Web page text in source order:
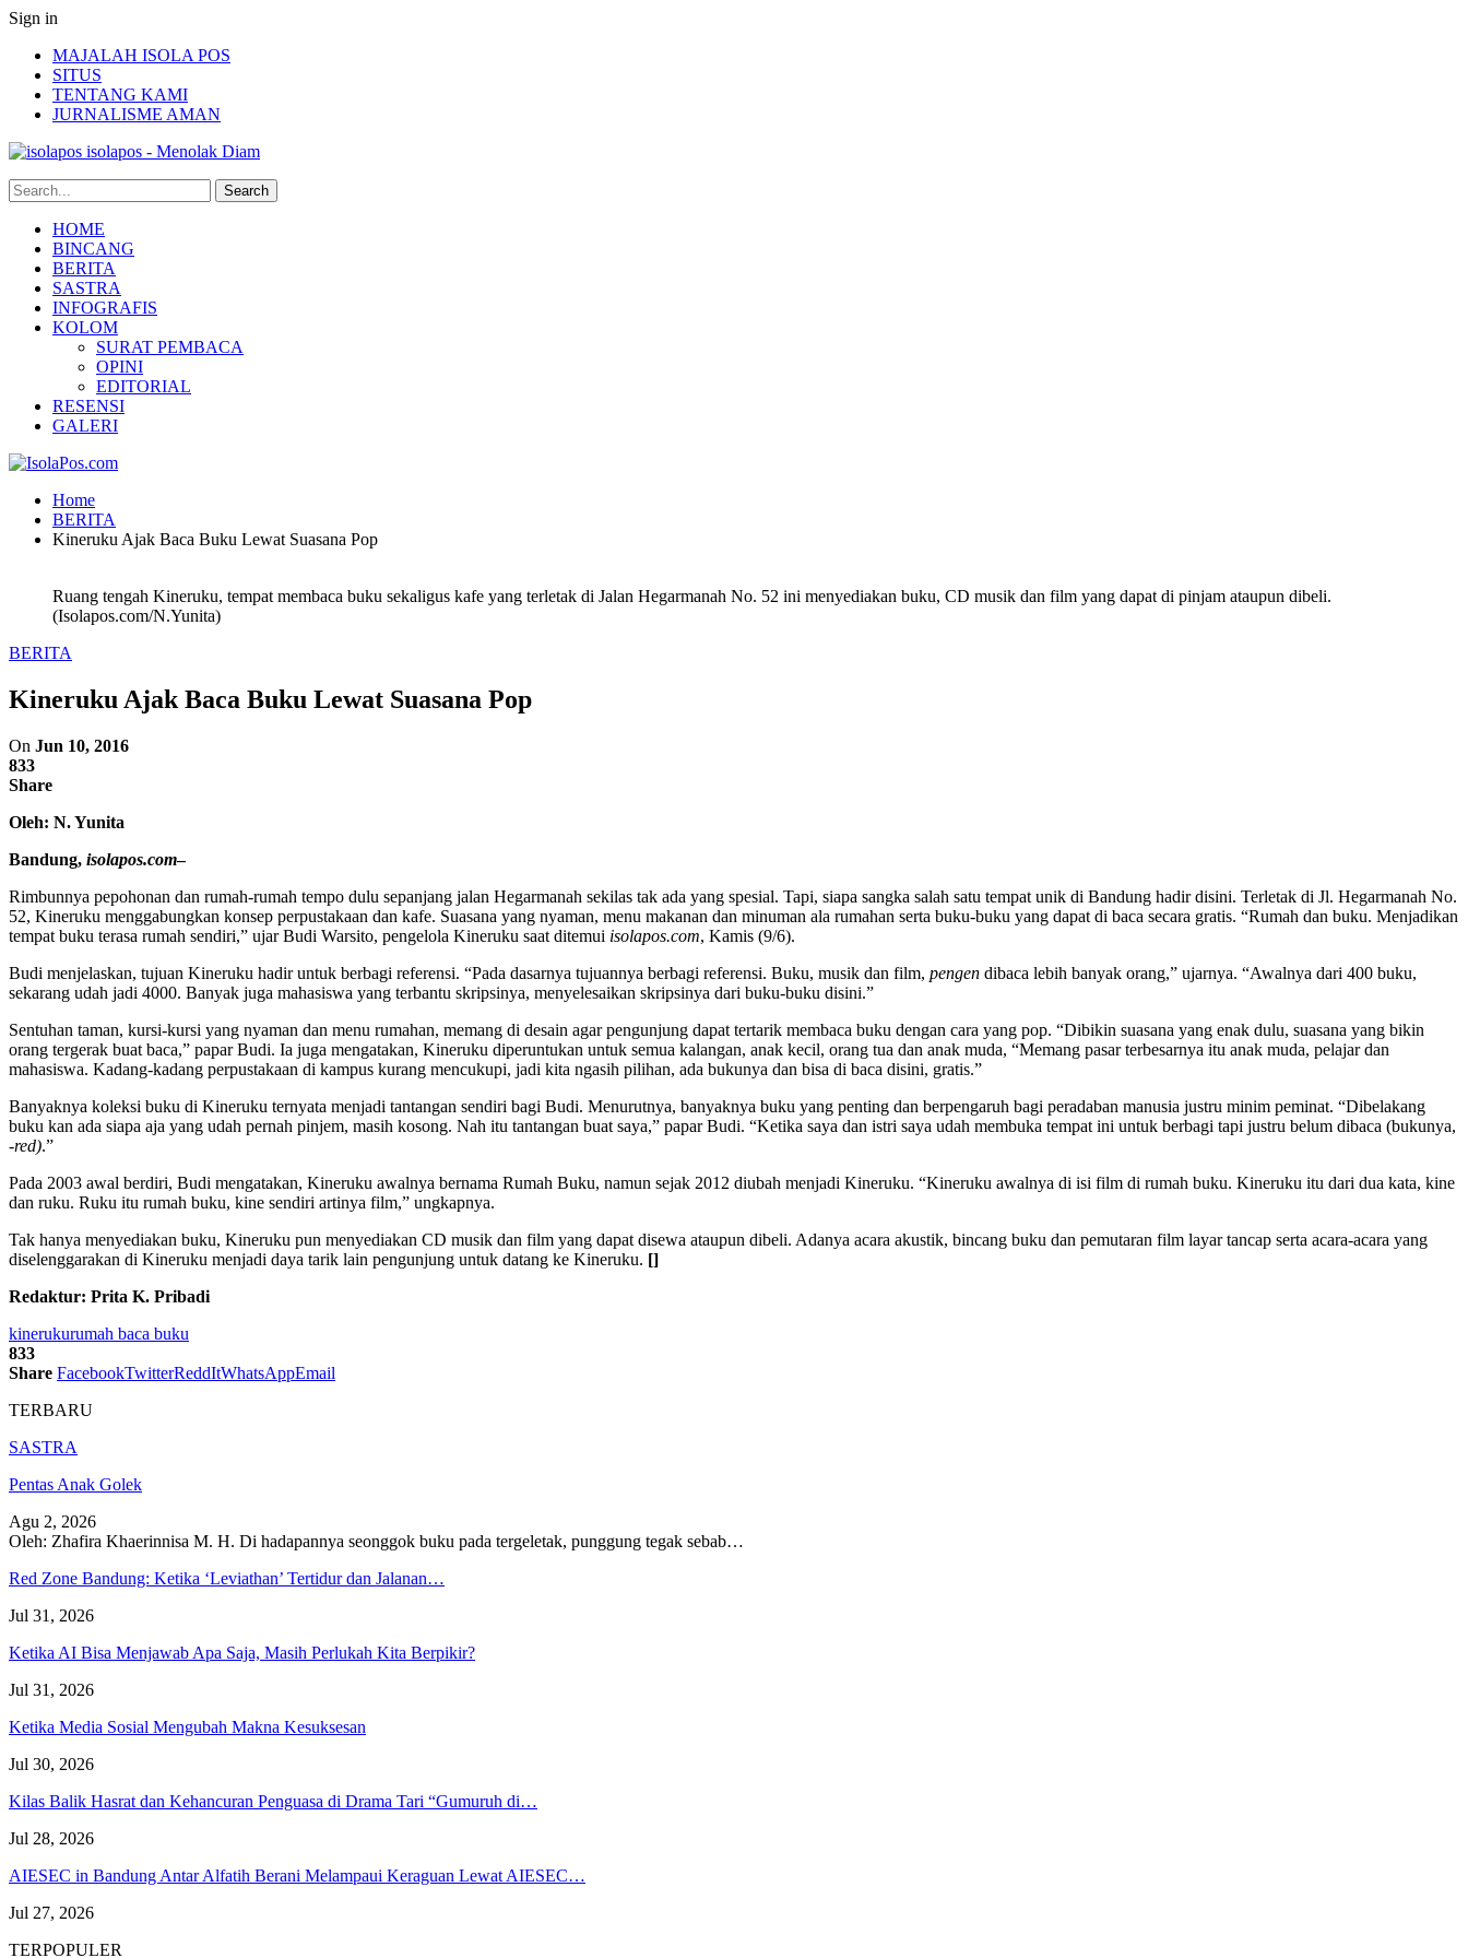
Sign in
MAJALAH ISOLA POS
SITUS
TENTANG KAMI
JURNALISME AMAN
isolapos - Menolak Diam
HOME
BINCANG
BERITA
SASTRA
INFOGRAFIS
KOLOM
SURAT PEMBACA
OPINI
EDITORIAL
RESENSI
GALERI
Home
BERITA
Kineruku Ajak Baca Buku Lewat Suasana Pop
Ruang tengah Kineruku, tempat membaca buku sekaligus kafe yang terletak di Jalan Hegarmanah No. 52 ini menyediakan buku, CD musik dan film yang dapat di pinjam ataupun dibeli.
(Isolapos.com/N.Yunita)
BERITA
Kineruku Ajak Baca Buku Lewat Suasana Pop
On Jun 10, 2016
833
Share
Oleh: N. Yunita
Bandung, isolapos.com–
Rimbunnya pepohonan dan rumah-rumah tempo dulu sepanjang jalan Hegarmanah sekilas tak ada yang spesial. Tapi, siapa sangka salah satu tempat unik di Bandung hadir disini. Terletak di Jl. Hegarmanah No.
52, Kineruku menggabungkan konsep perpustakaan dan kafe. Suasana yang nyaman, menu makanan dan minuman ala rumahan serta buku-buku yang dapat di baca secara gratis. “Rumah dan buku. Menjadikan
tempat buku terasa rumah sendiri,” ujar Budi Warsito, pengelola Kineruku saat ditemui isolapos.com, Kamis (9/6).
Budi menjelaskan, tujuan Kineruku hadir untuk berbagi referensi. “Pada dasarnya tujuannya berbagi referensi. Buku, musik dan film, pengen dibaca lebih banyak orang,” ujarnya. “Awalnya dari 400 buku,
sekarang udah jadi 4000. Banyak juga mahasiswa yang terbantu skripsinya, menyelesaikan skripsinya dari buku-buku disini.”
Sentuhan taman, kursi-kursi yang nyaman dan menu rumahan, memang di desain agar pengunjung dapat tertarik membaca buku dengan cara yang pop. “Dibikin suasana yang enak dulu, suasana yang bikin
orang tergerak buat baca,” papar Budi. Ia juga mengatakan, Kineruku diperuntukan untuk semua kalangan, anak kecil, orang tua dan anak muda, “Memang pasar terbesarnya itu anak muda, pelajar dan
mahasiswa. Kadang-kadang perpustakaan di kampus kurang mencukupi, jadi kita ngasih pilihan, ada bukunya dan bisa di baca disini, gratis.”
Banyaknya koleksi buku di Kineruku ternyata menjadi tantangan sendiri bagi Budi. Menurutnya, banyaknya buku yang penting dan berpengaruh bagi peradaban manusia justru minim peminat. “Dibelakang
buku kan ada siapa aja yang udah pernah pinjem, masih kosong. Nah itu tantangan buat saya,” papar Budi. “Ketika saya dan istri saya udah membuka tempat ini untuk berbagi tapi justru belum dibaca (bukunya,
-red).”
Pada 2003 awal berdiri, Budi mengatakan, Kineruku awalnya bernama Rumah Buku, namun sejak 2012 diubah menjadi Kineruku. “Kineruku awalnya di isi film di rumah buku. Kineruku itu dari dua kata, kine
dan ruku. Ruku itu rumah buku, kine sendiri artinya film,” ungkapnya.
Tak hanya menyediakan buku, Kineruku pun menyediakan CD musik dan film yang dapat disewa ataupun dibeli. Adanya acara akustik, bincang buku dan pemutaran film layar tancap serta acara-acara yang
diselenggarakan di Kineruku menjadi daya tarik lain pengunjung untuk datang ke Kineruku. []
Redaktur: Prita K. Pribadi
kinerukurumah baca buku
833
Share FacebookTwitterReddItWhatsAppEmail
TERBARU
SASTRA
Pentas Anak Golek
Agu 2, 2026
Oleh: Zhafira Khaerinnisa M. H. Di hadapannya seonggok buku pada tergeletak, punggung tegak sebab…
Red Zone Bandung: Ketika ‘Leviathan’ Tertidur dan Jalanan…
Jul 31, 2026
Ketika AI Bisa Menjawab Apa Saja, Masih Perlukah Kita Berpikir?
Jul 31, 2026
Ketika Media Sosial Mengubah Makna Kesuksesan
Jul 30, 2026
Kilas Balik Hasrat dan Kehancuran Penguasa di Drama Tari “Gumuruh di…
Jul 28, 2026
AIESEC in Bandung Antar Alfatih Berani Melampaui Keraguan Lewat AIESEC…
Jul 27, 2026
TERPOPULER